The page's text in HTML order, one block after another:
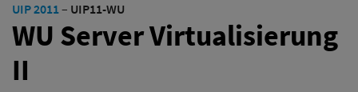
UIP 2011– UIP11-WU
WU Server Virtualisierung
II